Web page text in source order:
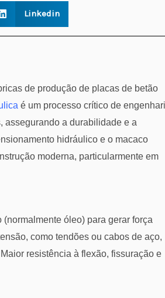
Linkedin
de produção de placas de betão
é um processo crítico de
assegurando a durabilidade e a
hidráulico e o macaco
moderna, particularmente em
óleo) para gerar força
como tendões ou cabos de aço,
resistência à flexão, fissuração e